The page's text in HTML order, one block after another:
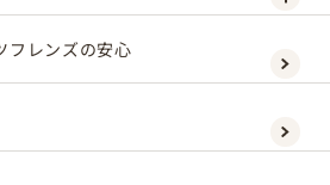
フレンズの安心